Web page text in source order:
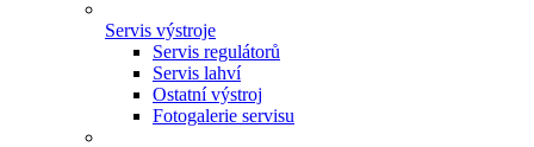
Servis výstroje
Servis regulátorů
Servis lahví
Ostatní výstroj
Fotogalerie servisu